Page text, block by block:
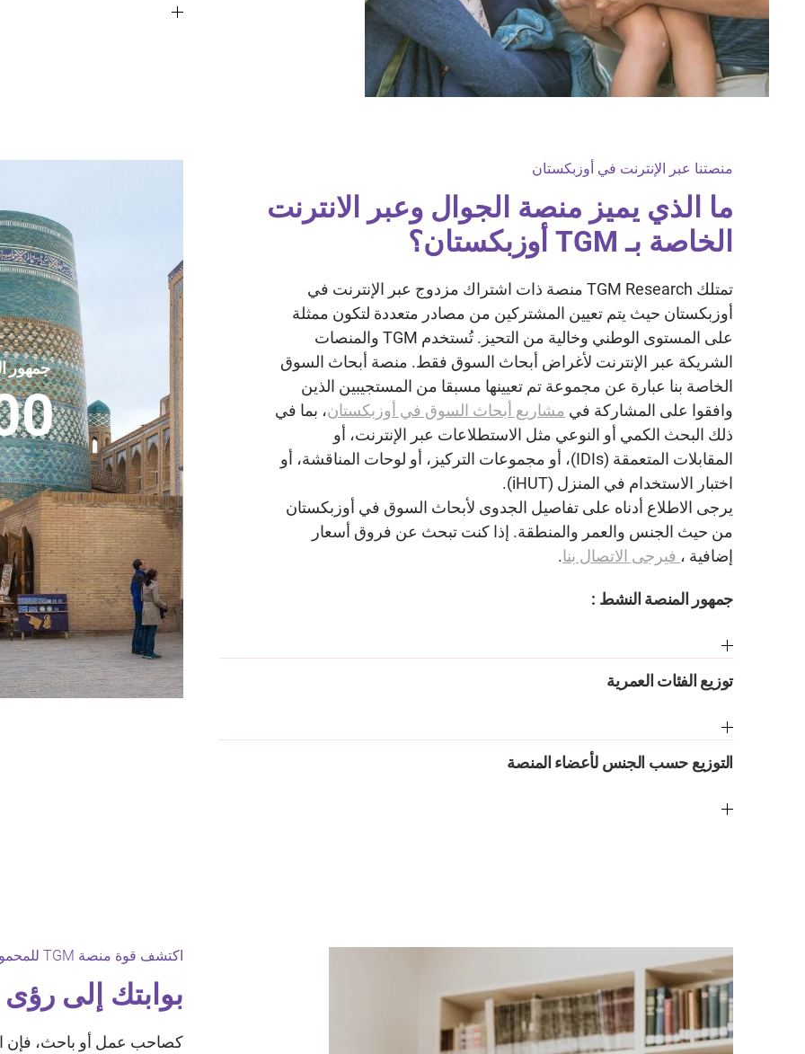
منصتنا عبر الإنترنت في أوزبكستان
ما الذي يميز منصة الجوال وعبر الانترنت
الخاصة بـ TGM أوزبكستان؟
تمتلك TGM Research منصة ذات اشتراك مزدوج عبر الإنترنت في
أوزبكستان حيث يتم تعيين المشتركين من مصادر متعددة لتكون ممثلة
على المستوى الوطني وخالية من التحيز. تُستخدم TGM والمنصات
الشريكة عبر الإنترنت لأغراض أبحاث السوق فقط. منصة أبحاث السوق
الخاصة بنا عبارة عن مجموعة تم تعيينها مسبقا من المستجيبين الذين
وافقوا على المشاركة في مشاريع أبحاث السوق في أوزبكستان، بما في
ذلك البحث الكمي أو النوعي مثل الاستطلاعات عبر الإنترنت، أو
المقابلات المتعمقة (IDIs)، أو مجموعات التركيز، أو لوحات المناقشة، أو
اختبار الاستخدام في المنزل (iHUT).
يرجى الاطلاع أدناه على تفاصيل الجدوى لأبحاث السوق في أوزبكستان
من حيث الجنس والعمر والمنطقة. إذا كنت تبحث عن فروق أسعار
إضافية ، فيرجى الاتصال بنا.
جمهور المنصة النشط :
توزيع الفئات العمرية
التوزيع حسب الجنس لأعضاء المنصة
جمهور
اكتشف قوة منصة TGM للمحمول وعبر الإنترنت فيأوزبكستان:
بوابتك إلى رؤى
كصاحب عمل أو باحث،